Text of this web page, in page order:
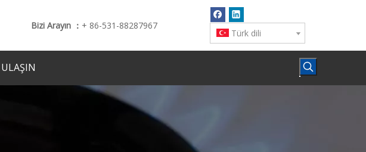
Bizi Arayın ： + 86-531-88287967
Türk dili